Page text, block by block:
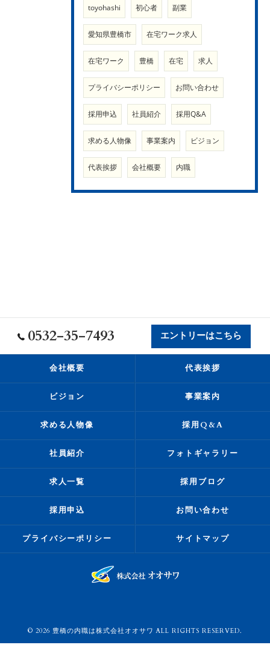
toyohashi 初心者 副業
愛知県豊橋市 在宅ワーク求人
在宅ワーク 豊橋 在宅 求人
プライバシーポリシー お問い合わせ
採用申込 社員紹介 採用Q&A
求める人物像 事業案内 ビジョン
代表挨拶 会社概要 内職
0532-35-7493 エントリーはこちら
会社概要 代表挨拶
ビジョン 事業案内
求める人物像 採用Q&A
社員紹介 フォトギャラリー
求人一覧 採用ブログ
採用申込 お問い合わせ
プライバシーポリシー サイトマップ
© 2026 豊橋の内職は株式会社オオサワ ALL RIGHTS RESERVED.